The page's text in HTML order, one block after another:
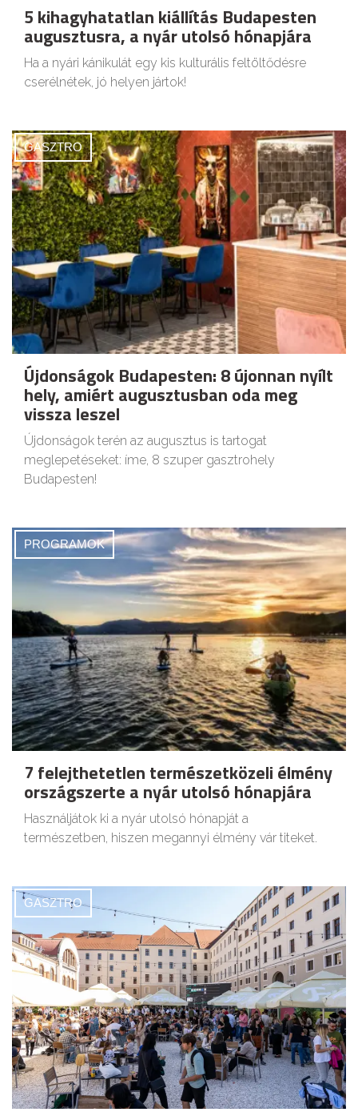
5 kihagyhatatlan kiállítás Budapesten
augusztusra, a nyár utolsó hónapjára
Ha a nyári kánikulát egy kis kulturális feltöltődésre
cserélnétek, jó helyen jártok!
GASZTRO
Újdonságok Budapesten: 8 újonnan nyílt
hely, amiért augusztusban oda meg
vissza leszel
Újdonságok terén az augusztus is tartogat
meglepetéseket: íme, 8 szuper gasztrohely
Budapesten!
PROGRAMOK
7 felejthetetlen természetközeli élmény
országszerte a nyár utolsó hónapjára
Használjátok ki a nyár utolsó hónapját a
természetben, hiszen megannyi élmény vár titeket.
GASZTRO